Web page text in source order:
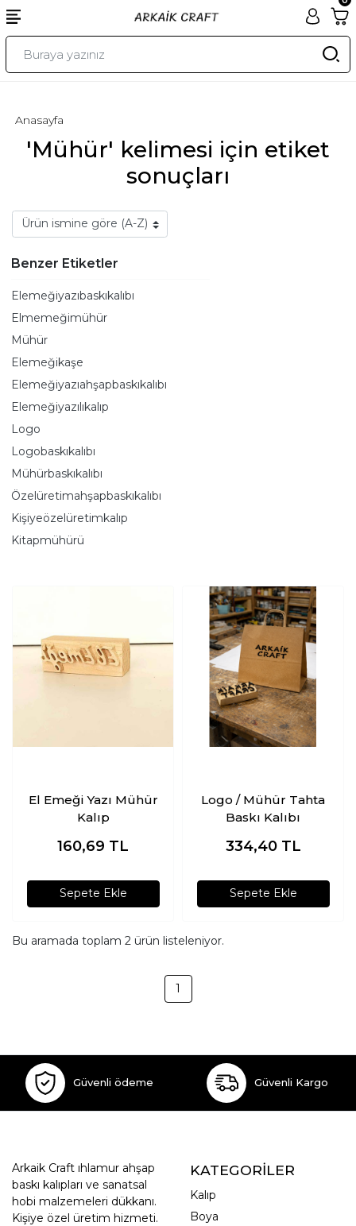
'Mühür' kelimesi için etiket
sonuçları
Anasayfa
Benzer Etiketler
Elemeğiyazıbaskıkalıbı
Elmemeğimühür
Mühür
Elemeğikaşe
Elemeğiyazıahşapbaskıkalıbı
Elemeğiyazılıkalıp
Logo
Logobaskıkalıbı
Mühürbaskıkalıbı
Özelüretimahşapbaskıkalıbı
Kişiyeözelüretimkalıp
Kitapmühürü
El Emeği Yazı Mühür
Kalıp
160,69 TL
Sepete Ekle
Logo / Mühür Tahta
Baskı Kalıbı
334,40 TL
Sepete Ekle
Bu aramada toplam 2 ürün listeleniyor.
1
Güvenli ödeme Güvenli Kargo
Arkaik Craft ıhlamur ahşap
baskı kalıpları ve sanatsal
hobi malzemeleri dükkanı.
Kişiye özel üretim hizmeti.
KATEGORİLER
Kalıp
Boya